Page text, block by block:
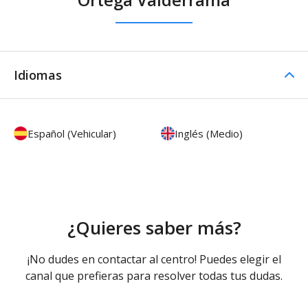
Idiomas
Español (Vehicular) Inglés (Medio)
¿Quieres saber más?
¡No dudes en contactar al centro! Puedes elegir el
canal que prefieras para resolver todas tus dudas.